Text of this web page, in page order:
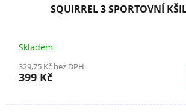
SQUIRREL 3 SPORTOVNÍ
Skladem
329,75 Kč bez DPH
399 Kč